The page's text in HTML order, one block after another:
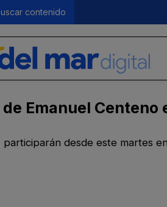
Emanuel Centeno
desde este martes